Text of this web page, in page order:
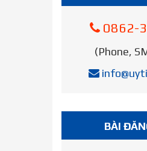
0862-
(Phone,
BÀI